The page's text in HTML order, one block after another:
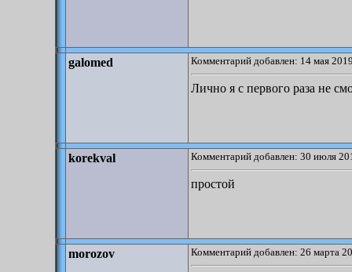
galomed Комментарий добавлен: 14 мая
Лично я с первого раза не
korekval Комментарий добавлен: 30 июля
простой
morozov Комментарий добавлен: 26 марта